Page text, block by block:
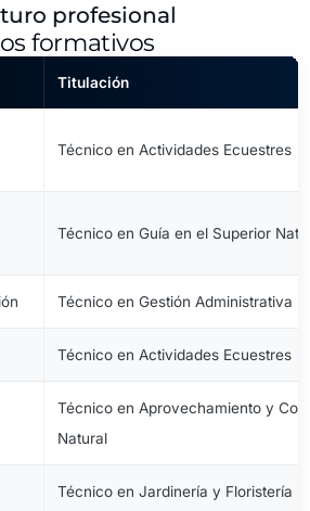
profesional
formativos
Titulación
Técnico en Actividades Ecuestres
Técnico en Guía en el Superior
Técnico en Gestión Administrativa
Técnico en Actividades Ecuestres
Técnico en Aprovechamiento y
Natural
Técnico en Jardinería y Floristería